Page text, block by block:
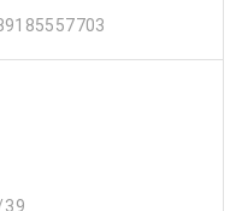
39